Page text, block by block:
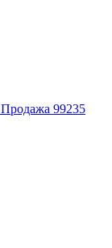
Продажа 99235